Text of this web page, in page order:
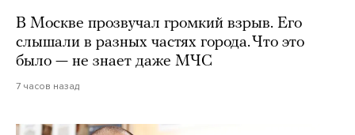
В Москве прозвучал громкий взрыв. Его
слышали в разных частях города. Что это
было — не знает даже МЧС
7 часов назад